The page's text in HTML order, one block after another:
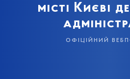
місті Києві
офіційний